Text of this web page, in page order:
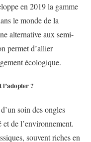
en 2019 la gamme
le monde de la
alternative aux semi-
permet d’allier
écologique.
l’adopter ?
soin des ongles
et de l’environnement.
souvent riches en